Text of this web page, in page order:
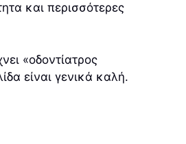
και περισσότερες
«οδοντίατρος
είναι γενικά καλή.